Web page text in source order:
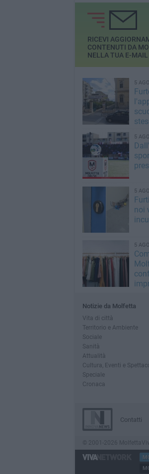
RICEVI
CONTENUTI DA
NELLA TUA E-MAIL
5
5
5
noi
5
Notizie da Molfetta
Vita di città
Territorio e Ambiente
Sociale
Sanità
Attualità
Cultura, Eventi e
Speciale
Cronaca
Contatti
© 2001-2026